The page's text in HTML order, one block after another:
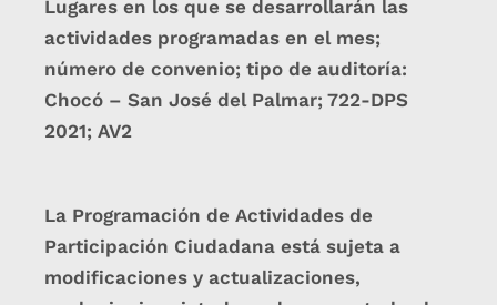
Lugares en los que se desarrollarán las
actividades programadas en el mes;
número de convenio; tipo de auditoría:
Chocó – San José del Palmar; 722-DPS
2021; AV2
La Programación de Actividades de
Participación Ciudadana está sujeta a
modificaciones y actualizaciones,